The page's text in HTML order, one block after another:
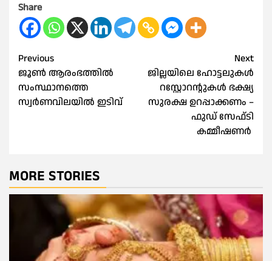
Share
Post
navigation
Previous
ജൂൺ ആരംഭത്തിൽ
സംസ്ഥാനത്തെ
സ്വർണവിലയിൽ ഇടിവ്
Next
ജില്ലയിലെ ഹോട്ടലുകള്‍
റസ്റ്റോറന്റുകള്‍ ഭക്ഷ്യ
സുരക്ഷ ഉറപ്പാക്കണം –
ഫുഡ് സേഫ്ടി
കമ്മീഷണര്‍
MORE STORIES